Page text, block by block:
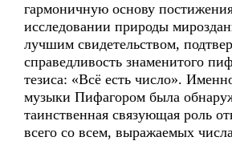
гармоничную основу
исследовании природы
лучшим свидетельством,
справедливость знаменитого
тезиса: «Всё есть число».
музыки Пифагором была
таинственная связующая роль
всего со всем, выражаемых